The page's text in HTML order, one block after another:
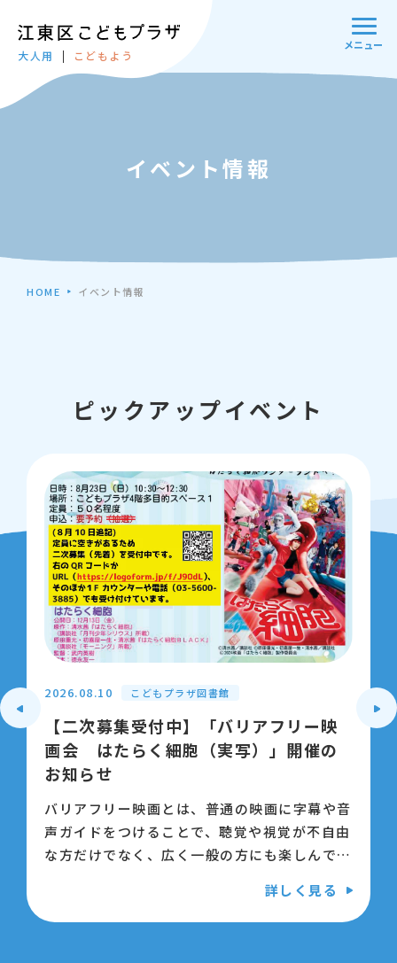
大人用 こどもよう
メニュー
イベント情報
HOME イベント情報
ピックアップイベント
2026.08.10 こどもプラザ図書館
【二次募集受付中】「バリアフリー映
画会 はたらく細胞（実写）」開催の
お知らせ
バリアフリー映画とは、普通の映画に字幕や音
声ガイドをつけることで、聴覚や視覚が不自由
な方だけでなく、広く一般の方にも楽しんでい
今回は大人気作品「はたらく細胞」をバリアフ
リー形式で上映します。
詳しく見る